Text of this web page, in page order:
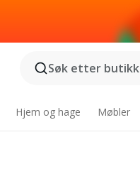
Søk etter
Hjem og hage Møbler